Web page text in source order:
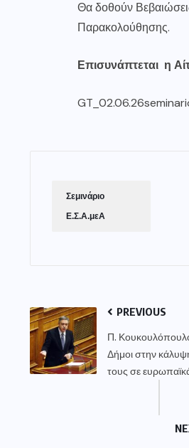
Θα δοθούν
Παρακολούθησης.
Επισυνάπτεται η
Σεμινάριο
Ε.Σ.Α.μεΑ
PREVIOUS
Π.
Δήμοι στην
τους σε